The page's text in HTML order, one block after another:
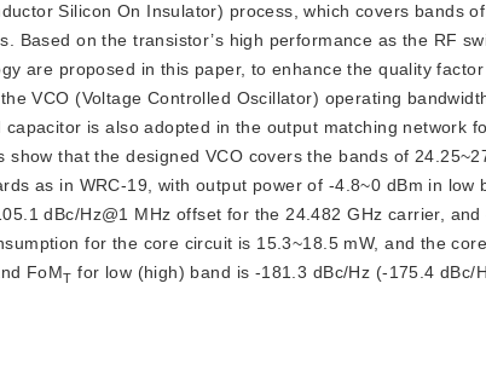
Silicon On Insulator) process, which covers bands
Based on the transistor’s high performance as the RF
are proposed in this paper, to enhance the quality factor
VCO (Voltage Controlled Oscillator) operating
is also adopted in the output matching network
that the designed VCO covers the bands of
as in WRC-19, with output power of -4.8~0 dBm in low
‍dBc/Hz@1 MHz offset for the 24.482 GHz carrier,
for the core circuit is 15.3~18.5 mW, and the
FoMT for low (high) band is -181.3 dBc/Hz (-175.4 dBc/